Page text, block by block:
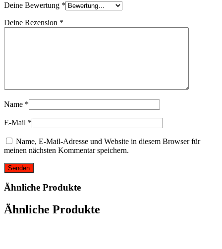
Deine Bewertung *
Deine Rezension *
Name *
E-Mail *
Name, E-Mail-Adresse und Website in diesem Browser für
meinen nächsten Kommentar speichern.
Ähnliche Produkte
Ähnliche Produkte